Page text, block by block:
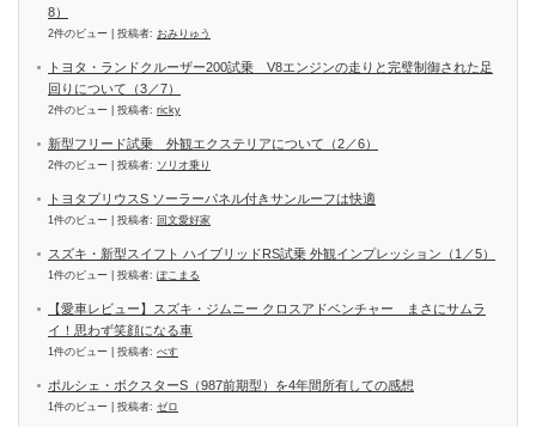
8）
2件のビュー 投稿者: おみりゅう
トヨタ・ランドクルーザー200試乗 V8エンジンの走りと完璧制御された足
回りについて（3／7）
2件のビュー 投稿者: ricky
新型フリード試乗 外観エクステリアについて（2／6）
2件のビュー 投稿者: ソリオ乗り
トヨタプリウスS ソーラーパネル付きサンルーフは快適
1件のビュー 投稿者: 回文愛好家
スズキ・新型スイフト ハイブリッドRS試乗 外観インプレッション（1／5）
1件のビュー 投稿者: ぽこまる
【愛車レビュー】スズキ・ジムニー クロスアドベンチャー まさにサムラ
イ！思わず笑顔になる車
1件のビュー 投稿者: べす
ポルシェ・ボクスターS（987前期型）を4年間所有しての感想
1件のビュー 投稿者: ゼロ